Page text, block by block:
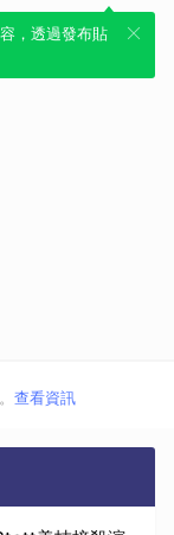
，透過發布貼
查看資訊